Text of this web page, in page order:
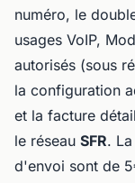
numéro, le
usages VoIP,
autorisés (sous
la configuration
et la facture
le réseau SFR.
d'envoi sont de